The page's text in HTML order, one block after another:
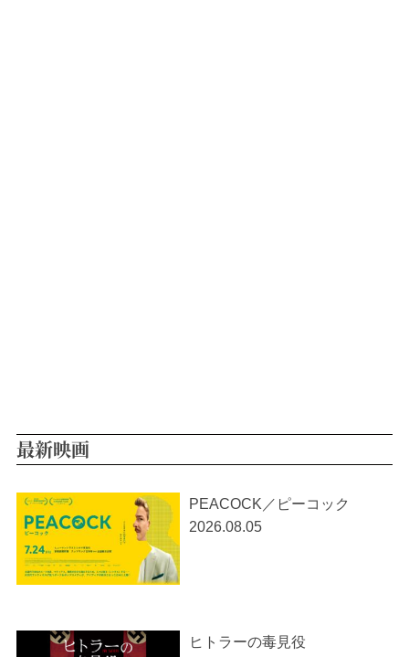
最新映画
PEACOCK／ピーコック
2026.08.05
ヒトラーの毒見役